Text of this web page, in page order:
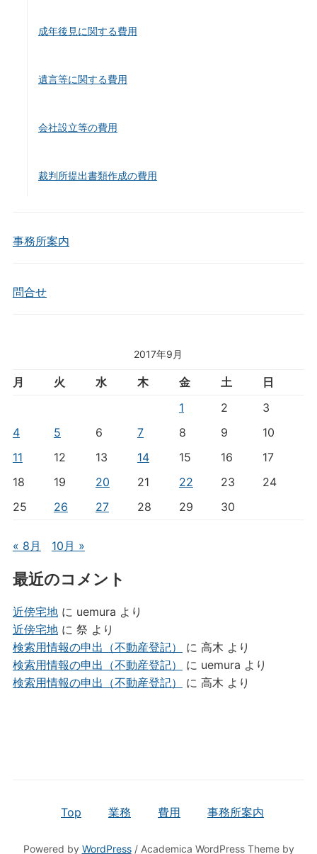
成年後見に関する費用
遺言等に関する費用
会社設立等の費用
裁判所提出書類作成の費用
事務所案内
問合せ
2017年9月
月 火 水 木 金 土
日
1
2
3
4
5 6 7 8 9
10
11
12 13 14 15 16
17
18
19 20 21 22 23
24
25
26 27 28 29 30
« 8月 10月 »
最近のコメント
近傍宅地に uemura より
近傍宅地に 祭 より
検索用情報の申出（不動産登記）
に 高木 より
検索用情報の申出（不動産登記）
に uemura より
検索用情報の申出（不動産登記）
に 高木 より
Top 業務 費用 事務所案内
Powered by WordPress/ Academica WordPress Theme by